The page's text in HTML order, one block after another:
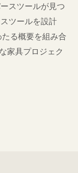
スツールが見つ
ツールを設計
る概要を組み合
家具プロジェク